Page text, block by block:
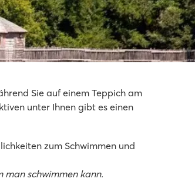
Sie auf einem Teppich am
unter Ihnen gibt es einen
zum Schwimmen und
man schwimmen kann.